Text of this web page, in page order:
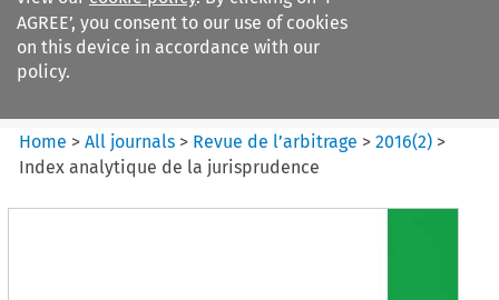
AGREE’, you consent to our use of cookies
on this device in accordance with our
policy.
Revue de
l%E2%80%99arbitrage
Home >All journals > Revue de l’arbitrage >2016(2) >
Index analytique de la jurisprudence